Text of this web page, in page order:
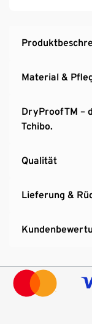
Mit
Verlängerte
matter Optik
PFC-frei
Material &
DryProofTM –
Tchibo.
Qualität
Lieferung &